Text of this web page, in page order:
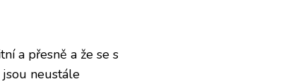
a přesně a že se s
neustále